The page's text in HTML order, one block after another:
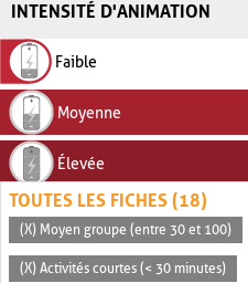
INTENSITÉ D'ANIMATION
Faible
Moyenne
Élevée
TOUTES LES FICHES (18)
(X) Moyen groupe (entre 30 et 100)
(X) Activités courtes (< 30 minutes)